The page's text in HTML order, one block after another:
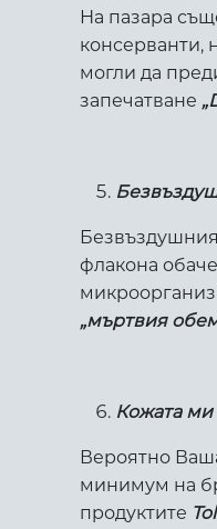
На пазара
консерванти,
могли да
запечатване „
флакона
„мъртвия
Кожата ми
Вероятно
минимум на
продуктите